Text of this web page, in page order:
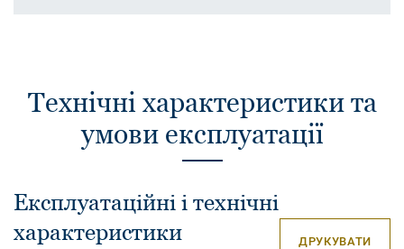
Технічні характеристики та
умови експлуатації
Експлуатаційні і технічні
характеристики
ДРУКУВАТИ